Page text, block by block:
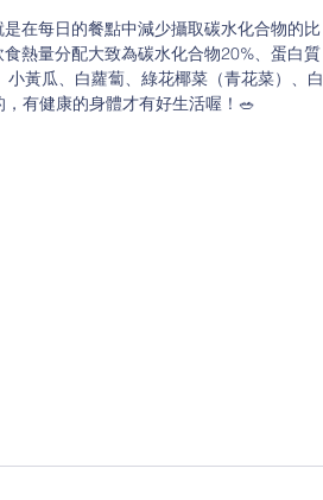
在每日的餐點中減少攝取碳水化合物的比
熱量分配大致為碳水化合物20%、蛋白質
黃瓜、白蘿蔔、綠花椰菜（青花菜）、白
有健康的身體才有好生活喔！🥗